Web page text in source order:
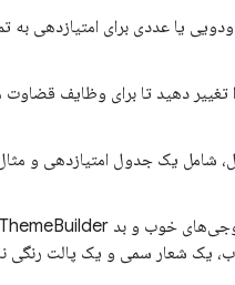
یا عددی برای امتیازدهی به
تغییر دهید تا برای وظایف
شامل یک جدول امتیازدهی و
یک شعار سمی و یک پالت رنگی